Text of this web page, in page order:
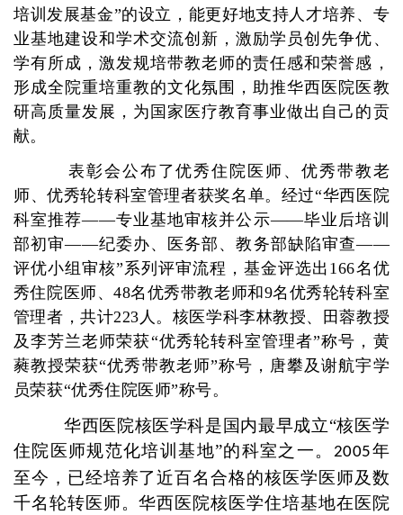
培训发展基金”的设立，能更好地支持人才培养、专
业基地建设和学术交流创新，激励学员创先争优、
学有所成，激发规培带教老师的责任感和荣誉感，
形成全院重培重教的文化氛围，助推华西医院医教
研高质量发展，为国家医疗教育事业做出自己的贡
献。
表彰会公布了优秀住院医师、优秀带教老
师、优秀轮转科室管理者获奖名单。经过“华西医院
科室推荐——专业基地审核并公示——毕业后培训
部初审——纪委办、医务部、教务部缺陷审查——
评优小组审核”系列评审流程，基金评选出166名优
秀住院医师、48名优秀带教老师和9名优秀轮转科室
管理者，共计223人。核医学科李林教授、田蓉教授
及李芳兰老师荣获“优秀轮转科室管理者”称号，黄
蕤教授荣获“优秀带教老师”称号，唐攀及谢航宇学
员荣获“优秀住院医师”称号。
华西医院核医学科是国内最早成立“核医学
住院医师规范化培训基地”的科室之一。 2005年
至今，已经培养了近百名合格的核医学医师及数
千名轮转医师。华西医院核医学住培基地在医院